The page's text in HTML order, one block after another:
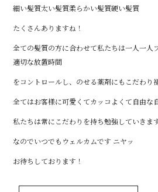
細い髪質太い髪質柔らかい髪質硬い髪質
たくさんありますね！
全ての髪質の方に合わせて私たちは一人一人
適切な放置時間
をコントロールし、のせる薬剤にもこだわり
全てはお客様に可愛くてカッコよくて自由な
私たちは常にこだわりを持ち勉強していきま
なのでいつでもウェルカムです ニヤッ
お待ちしております！